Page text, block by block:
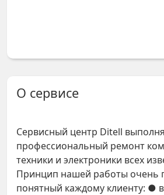
О сервисе
Сервисный центр Ditell
профессиональный ремонт
техники и электроники всех
Принцип нашей работы очень
понятный каждому клиенту: ●